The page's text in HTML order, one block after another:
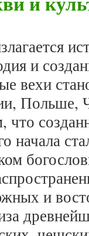
и
вехи
Польше,
что
начала
и